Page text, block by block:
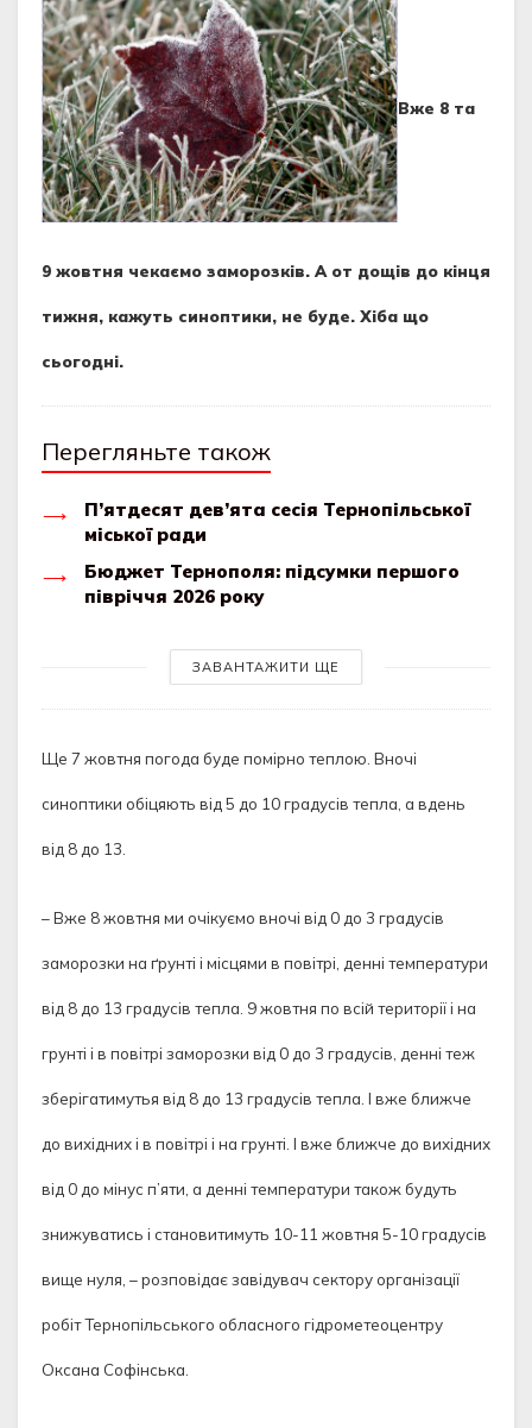
Вже 8 та
9 жовтня чекаємо заморозків. А от дощів до кінця
тижня, кажуть синоптики, не буде. Хіба що
сьогодні.
Перегляньте також
П’ятдесят дев’ята сесія Тернопільської
міської ради
Бюджет Тернополя: підсумки першого
півріччя 2026 року
ЗАВАНТАЖИТИ ЩЕ
Ще 7 жовтня погода буде помірно теплою. Вночі
синоптики обіцяють від 5 до 10 градусів тепла, а вдень
від 8 до 13.
– Вже 8 жовтня ми очікуємо вночі від 0 до 3 градусів
заморозки на ґрунті і місцями в повітрі, денні температури
від 8 до 13 градусів тепла. 9 жовтня по всій території і на
грунті і в повітрі заморозки від 0 до 3 градусів, денні теж
зберігатимутья від 8 до 13 градусів тепла. І вже ближче
до вихідних і в повітрі і на грунті. І вже ближче до вихідних
від 0 до мінус п’яти, а денні температури також будуть
знижуватись і становитимуть 10-11 жовтня 5-10 градусів
вище нуля, – розповідає завідувач сектору організації
робіт Тернопільського обласного гідрометеоцентру
Оксана Софінська.